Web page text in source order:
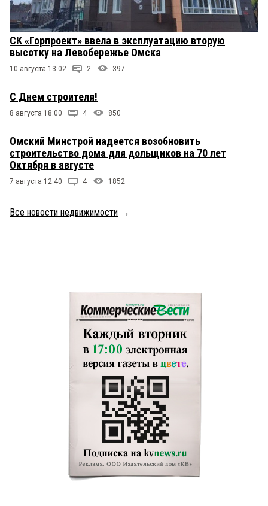
СК «Горпроект» ввела в эксплуатацию вторую
высотку на Левобережье Омска
10 августа 13:02 2 397
С Днем строителя!
8 августа 18:00 4 850
Омский Минстрой надеется возобновить
строительство дома для дольщиков на 70 лет
Октября в августе
7 августа 12:40 4 1852
Все новости недвижимости →